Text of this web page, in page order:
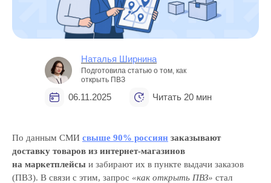
06.11.2025 Читать 20 мин
Подготовила статью о том, как
открыть ПВЗ
Наталья Ширнина
По данным СМИ свыше 90% россиян заказывают
доставку товаров из интернет-магазинов
на маркетплейсы и забирают их в пункте выдачи заказов
(ПВЗ). В связи с этим, запрос «как открыть ПВЗ» стал